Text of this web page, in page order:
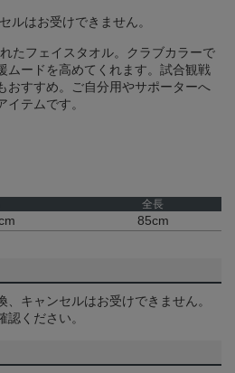
ルはお受けできません。
たフェイスタオル。クラブカラーで
ムードを高めてくれます。試合観戦
おすすめ。ご自分用やサポーターへ
テムです。
全長
85cm
キャンセルはお受けできません。
認ください。